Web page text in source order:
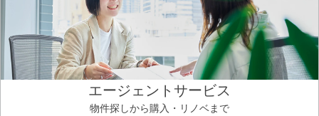
エージェントサービス
物件探しから購入・リノベまで